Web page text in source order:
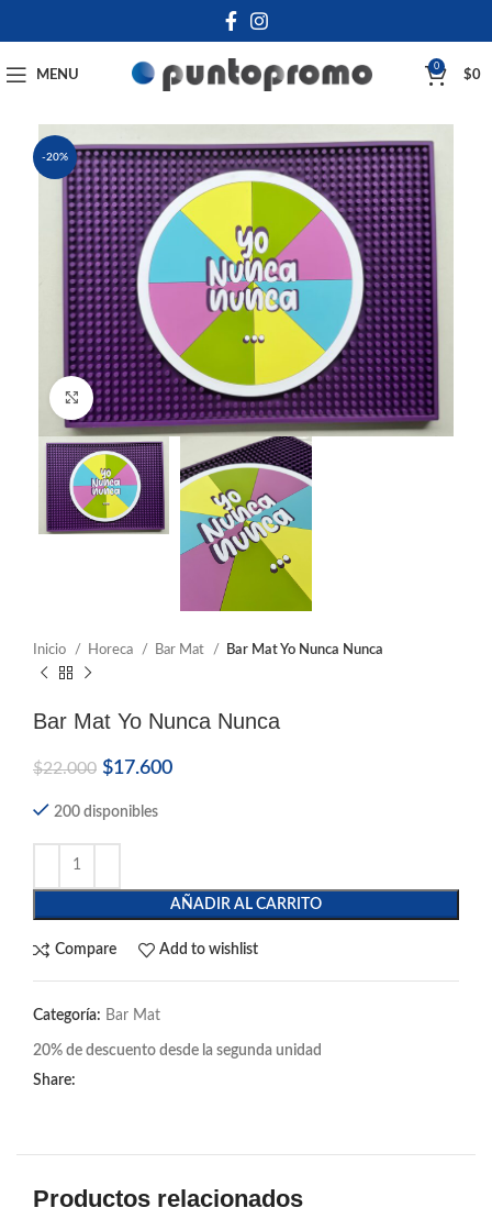
MENU
0
$0
-20%
Click to enlarge
Inicio Horeca Bar Mat Bar Mat Yo Nunca Nunca
Bar Mat Yo Nunca Nunca
$22.000 $17.600
200 disponibles
AÑADIR AL CARRITO
Compare Add to wishlist
Categoría: Bar Mat
20% de descuento desde la segunda unidad
Share:
Productos relacionados